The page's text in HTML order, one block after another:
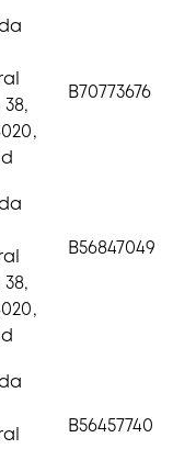
38,
B70773676
38,
B56847049
B56457740